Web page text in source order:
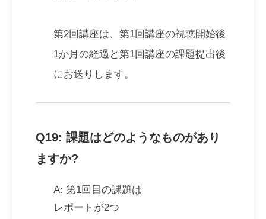
第2回講座は、第1回講座の視聴開始後
1か月の経過と第1回講座の課題提出後
にお送りします。
Q19: 課題はどのようなものがあり
ますか?
A: 第1回目の課題は
レポートが2つ